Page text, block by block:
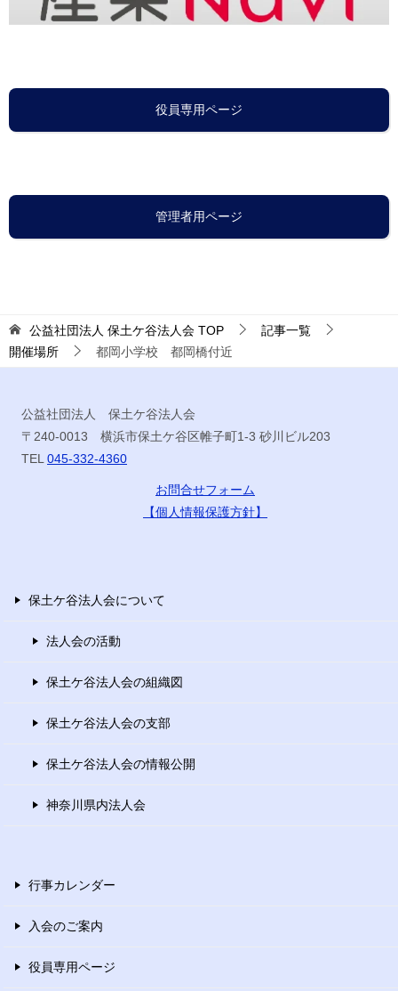
役員専用ページ
管理者用ページ
公益社団法人 保土ケ谷法人会 TOP
記事一覧
開催場所
都岡小学校 都岡橋付近
公益社団法人 保土ケ谷法人会
〒240-0013 横浜市保土ケ谷区帷子町1-3 砂川ビル203
TEL 045-332-4360
お問合せフォーム
【個人情報保護方針】
保土ケ谷法人会について
法人会の活動
保土ケ谷法人会の組織図
保土ケ谷法人会の支部
保土ケ谷法人会の情報公開
神奈川県内法人会
行事カレンダー
入会のご案内
役員専用ページ